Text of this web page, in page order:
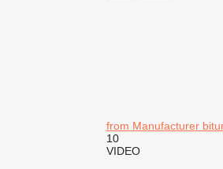
from Manufacturer
10
VIDEO